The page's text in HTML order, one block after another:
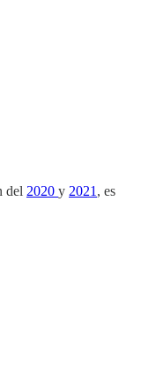
del 2020 y 2021 , es